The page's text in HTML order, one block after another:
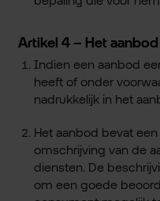
Artikel 4 – Het aanbod
Indien een aanbod
heeft of onder
nadrukkelijk in het
Het aanbod bevat
omschrijving van de
diensten. De
om een goede